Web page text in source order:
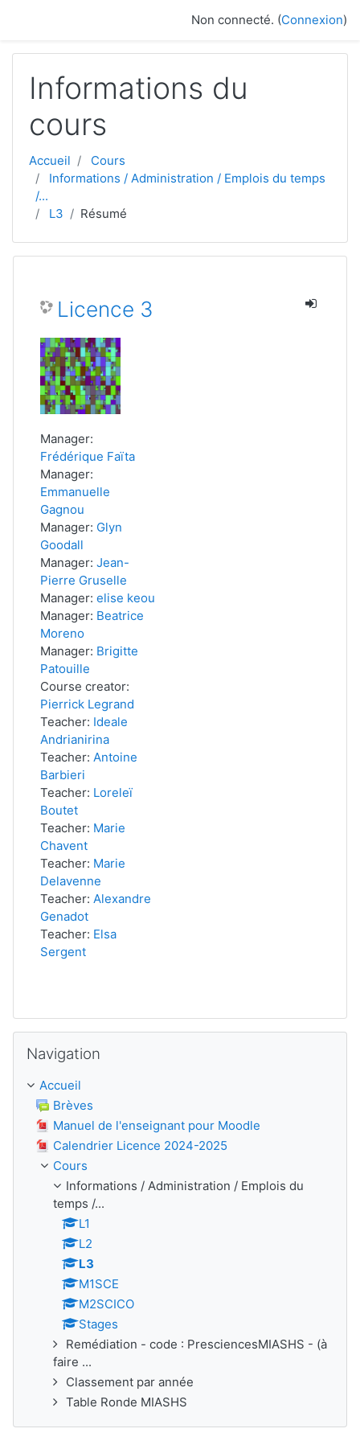
Non connecté. (Connexion)
Informations du
cours
Accueil
Cours
Informations / Administration / Emplois du temps
/...
L3
Résumé
Licence 3
Manager:
Frédérique Faïta
Manager:
Emmanuelle
Gagnou
Manager: Glyn
Goodall
Manager: Jean-
Pierre Gruselle
Manager: elise keou
Manager: Beatrice
Moreno
Manager: Brigitte
Patouille
Course creator:
Pierrick Legrand
Teacher: Ideale
Andrianirina
Teacher: Antoine
Barbieri
Teacher: Loreleï
Boutet
Teacher: Marie
Chavent
Teacher: Marie
Delavenne
Teacher: Alexandre
Genadot
Teacher: Elsa
Sergent
Navigation
Accueil
Brèves
Manuel de l'enseignant pour Moodle
Calendrier Licence 2024-2025
Cours
Informations / Administration / Emplois du
temps /...
L1
L2
L3
M1SCE
M2SCICO
Stages
Remédiation - code : PresciencesMIASHS - (à
faire ...
Classement par année
Table Ronde MIASHS